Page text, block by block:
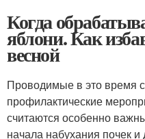
Когда
яблони. Как
весной
Проводимые в это время
профилактические
считаются особенно
начала набухания почек